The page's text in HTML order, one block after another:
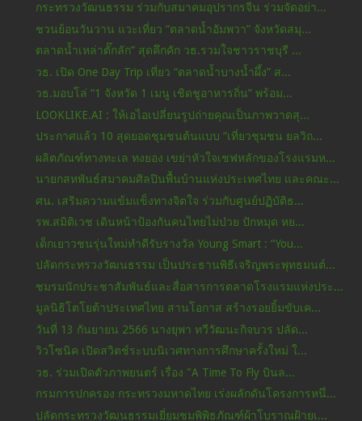
กระทรวงวัฒนธรรม ร่วมกับสมาคมอุปรากรจีน ร่วมจัดอย่า...
ชวนย้อนวันวาน แวะเที่ยว “ตลาดน้ำอัมพวา” จังหวัดสมุ...
ตลาดน้ำเหล่าตั๊กลัก” สุดคึกคัก วธ.รวมใจชาวราชบุรี ...
วธ. เปิด One Day Trip เที่ยว “ตลาดน้ำบางน้ำผึ้ง” ส...
วธ.มอบโล่ “1 จังหวัด 1 เมนู เชิดชูอาหารถิ่น” พร้อม...
LOOKLIKE.AI : ให้เอไอเปลี่ยนรูปถ่ายคุณเป็นภาพวาดสุ...
ประกาศแล้ว 10 สุดยอดชุมชนต้นแบบ “เที่ยวชุมชน ยลวิถ...
ผลิตภัณฑ์ทางทะเล ทงยอง เขย่าหัวใจเชฟหลักของโรงแรมห...
นายกสหพันธ์สมาคมศิลปินพื้นบ้านแห่งประเทศไทย และคณะ...
ศน. เสริมความแข้มแข็งทางจิตใจ ร่วมกับศูนย์ปฏิบัติธ...
รพ.สมิติเวช เดินหน้าป้องกันคนไทยไม่ป่วย ปักหมุด หย...
เด็กเยาวชนรุ่นใหม่ทำดีรับรางวัล Young Smart : “You...
ปลัดกระทรวงวัฒนธรรม เป็นประธานพิธีเจริญพระพุทธมนต์...
ชมรมนักประชาสัมพันธ์และสื่อสารการตลาดโรงแรมแห่งประ...
มูลนิธิโตโยต้าประเทศไทย สานโอกาส สร้างรอยยิ้มขับเค...
วันที่ 13 กันยายน 2566 นางยุพา ทวีวัฒนะกิจบวร ปลัด...
วิวโซนิค เปิดสวิตช์ระบบนิเวศทางการศึกษาครั้งใหม่ ใ...
วธ. ร่วมเปิดตัวภาพยนตร์ เรื่อง "A Time To Fly บินล...
กรมการปกครอง กระทรวงมหาดไทย เร่งผลักดันโครงการหนึ่...
ปลัดกระทรวงวัฒนธรรมเยี่ยมชมพิพิธภัณฑ์ผ้าโบราณฝ้ายเ...